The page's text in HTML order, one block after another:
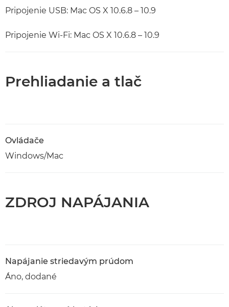
Pripojenie USB: Mac OS X 10.6.8 – 10.9
Pripojenie Wi-Fi: Mac OS X 10.6.8 – 10.9
Prehliadanie a tlač
Ovládače
Windows/Mac
ZDROJ NAPÁJANIA
Napájanie striedavým prúdom
Áno, dodané